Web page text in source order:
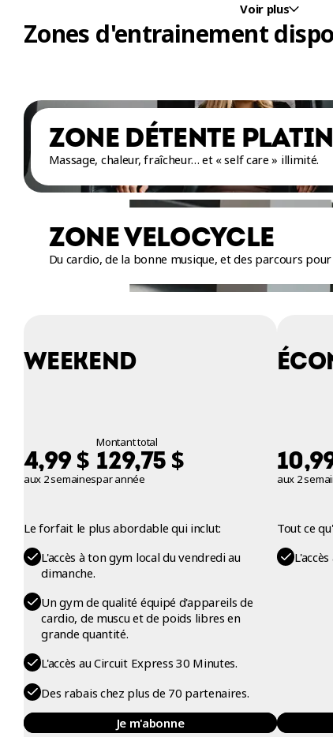
Voir plus
Zones d'entrainement
ZONE DÉTENTE
Massage, chaleur, fraîcheur… et « self care » illimité.
ZONE VELOCYCLE
Du cardio, de la bonne musique, et des parcours
WEEKEND
4,99$
aux 2 semaines
Montant total
129,75 $
par année
Le forfait le plus abordable qui inclut:
L'accès à ton gym local du vendredi au
dimanche.
Un gym de qualité équipé d'appareils de
cardio, de muscu et de poids libres en
grande quantité.
L'accès au Circuit Express 30 Minutes.
Des rabais chez plus de 70 partenaires.
Je m'abonne
aux 2
Tout ce